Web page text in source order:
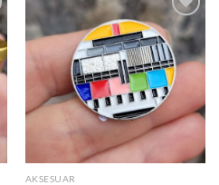
İstek
Listesine
Ekle
AKSESUAR